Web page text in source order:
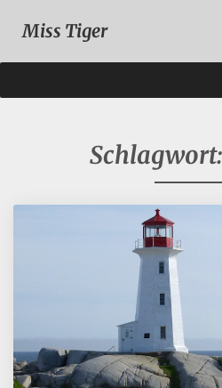
Miss Tiger
Schlagwort: